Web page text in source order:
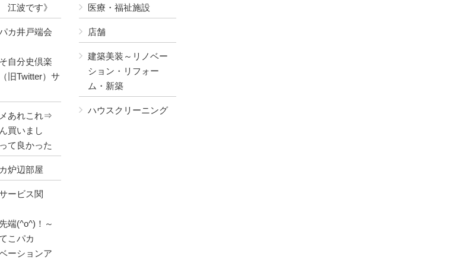
江波です》
カ井戸端会
自分史倶楽
旧Twitter）サ
あれこれ⇒
買いまし
て良かった
炉辺部屋
ービス関
端(^o^)！～
こパカ
ーションア
医療・福祉施設
店舗
建築美装～リノベー
ション・リフォー
ム・新築
ハウスクリーニング